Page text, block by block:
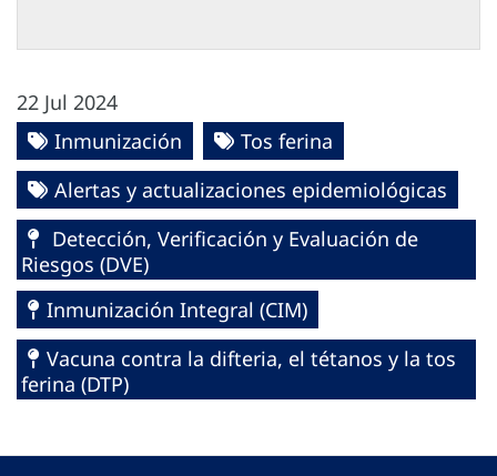
22 Jul 2024
Inmunización
Tos ferina
Alertas y actualizaciones epidemiológicas
Detección, Verificación y Evaluación de
Riesgos (DVE)
Inmunización Integral (CIM)
Vacuna contra la difteria, el tétanos y la tos
ferina (DTP)